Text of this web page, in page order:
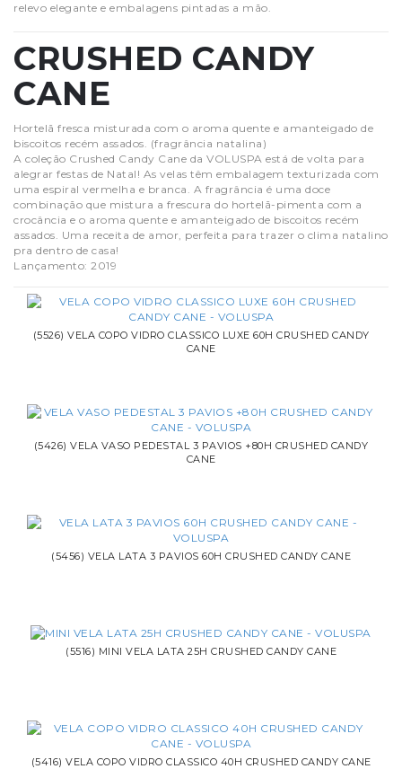
relevo elegante e embalagens pintadas a mão.
CRUSHED CANDY
CANE
Hortelã fresca misturada com o aroma quente e amanteigado de
biscoitos recém assados. (fragrância natalina)
A coleção Crushed Candy Cane da VOLUSPA está de volta para
alegrar festas de Natal! As velas têm embalagem texturizada com
uma espiral vermelha e branca. A fragrância é uma doce
combinação que mistura a frescura do hortelã-pimenta com a
crocância e o aroma quente e amanteigado de biscoitos recém
assados. Uma receita de amor, perfeita para trazer o clima natalino
pra dentro de casa!
Lançamento: 2019
(5526) VELA COPO VIDRO CLASSICO LUXE 60H CRUSHED CANDY
CANE
(5426) VELA VASO PEDESTAL 3 PAVIOS +80H CRUSHED CANDY
CANE
(5456) VELA LATA 3 PAVIOS 60H CRUSHED CANDY CANE
(5516) MINI VELA LATA 25H CRUSHED CANDY CANE
(5416) VELA COPO VIDRO CLASSICO 40H CRUSHED CANDY CANE